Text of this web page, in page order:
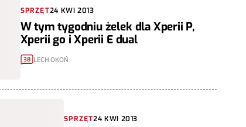
SPRZĘT24 KWI 2013
W tym tygodniu żelek dla Xperii P,
Xperii go i Xperii E dual
38 LECH OKOŃ
SPRZĘT24 KWI 2013